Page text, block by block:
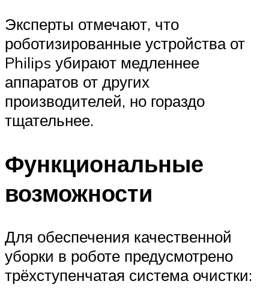
Эксперты отмечают, что
роботизированные устройства от
Philips убирают медленнее
аппаратов от других
производителей, но гораздо
тщательнее.
Функциональные
возможности
Для обеспечения качественной
уборки в роботе предусмотрено
трёхступенчатая система очистки: